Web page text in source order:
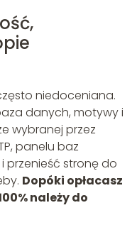
niedoceniana.
danych, motywy i
wybranej przez
panelu baz
przenieść stronę do
Dopóki opłacasz
należy do